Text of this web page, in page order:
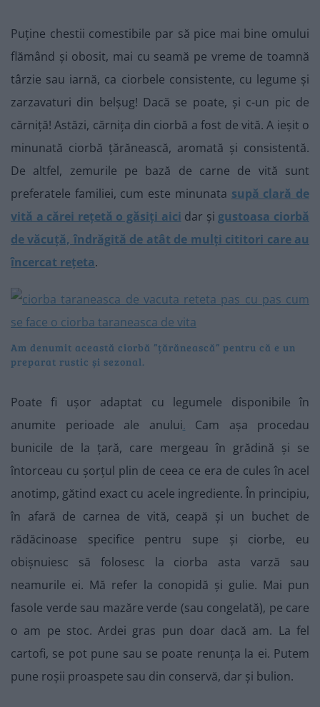
Puține chestii comestibile par să pice mai bine omului
flămând și obosit, mai cu seamă pe vreme de toamnă
târzie sau iarnă, ca ciorbele consistente, cu legume și
zarzavaturi din belșug! Dacă se poate, și c-un pic de
cărniță! Astăzi, cărnița din ciorbă a fost de vită. A ieșit o
minunată ciorbă țărănească, aromată și consistentă.
De altfel, zemurile pe bază de carne de vită sunt
preferatele familiei, cum este minunata supă clară de
vită a cărei rețetă o găsiți aici dar și gustoasa ciorbă
de văcuță, îndrăgită de atât de mulți cititori care au
încercat rețeta.
Am denumit această ciorbă ”țărănească” pentru că e un
preparat rustic și sezonal.
Poate fi ușor adaptat cu legumele disponibile în
anumite perioade ale anului. Cam așa procedau
bunicile de la țară, care mergeau în grădină și se
întorceau cu șorțul plin de ceea ce era de cules în acel
anotimp, gătind exact cu acele ingrediente. În principiu,
în afară de carnea de vită, ceapă și un buchet de
rădăcinoase specifice pentru supe și ciorbe, eu
obișnuiesc să folosesc la ciorba asta varză sau
neamurile ei. Mă refer la conopidă și gulie. Mai pun
fasole verde sau mazăre verde (sau congelată), pe care
o am pe stoc. Ardei gras pun doar dacă am. La fel
cartofi, se pot pune sau se poate renunța la ei. Putem
pune roșii proaspete sau din conservă, dar și bulion.